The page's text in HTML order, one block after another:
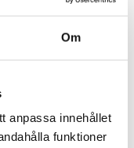
Om
anpassa innehållet
funktioner